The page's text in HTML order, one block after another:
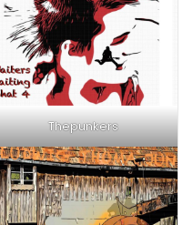
Thepunkers